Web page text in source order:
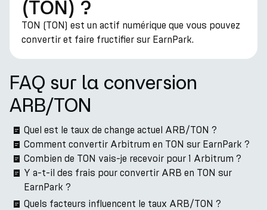
(TON) ?
TON (TON) est un actif numérique que vous pouvez
convertir et faire fructifier sur EarnPark.
FAQ sur la conversion
ARB/TON
Quel est le taux de change actuel ARB/TON ?
Comment convertir Arbitrum en TON sur EarnPark ?
Combien de TON vais-je recevoir pour 1 Arbitrum ?
Y a-t-il des frais pour convertir ARB en TON sur
EarnPark ?
Quels facteurs influencent le taux ARB/TON ?